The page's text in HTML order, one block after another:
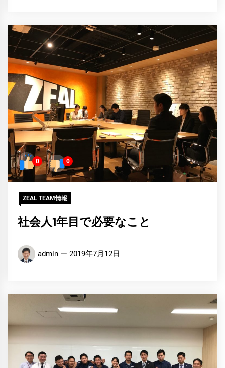
0 0
ZEAL TEAM情報
社会人1年目で必要なこと
admin 2019年7月12日